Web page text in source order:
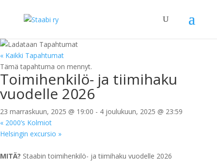
« Kaikki Tapahtumat
Tämä tapahtuma on mennyt.
Toimihenkilö- ja tiimihaku
vuodelle 2026
23 marraskuun, 2025 @ 19:00 - 4 joulukuun, 2025 @ 23:59
« 2000’s Kolmiot
Helsingin excursio »
MITÄ? Staabin toimihenkilö- ja tiimihaku vuodelle 2026